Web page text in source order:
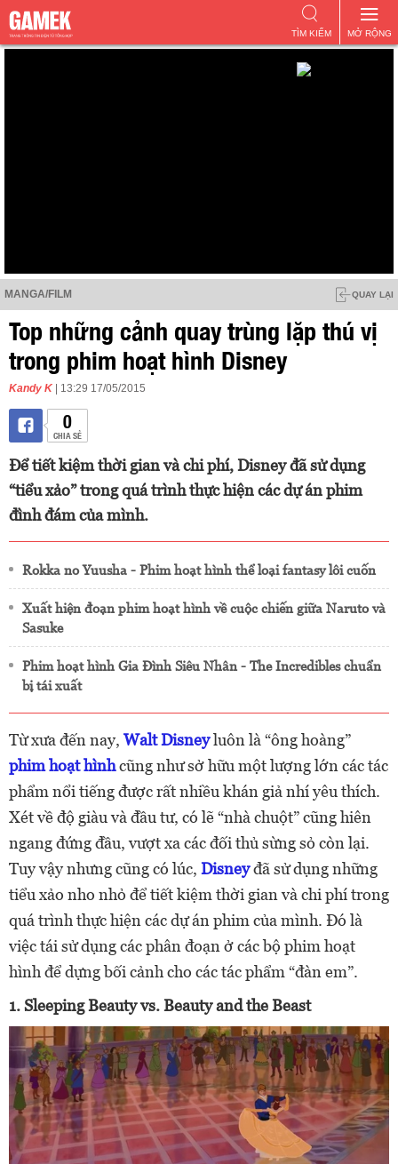
MỞ RỘNG
TÌM KIẾM
MANGA/FILM QUAY LẠI
Top những cảnh quay trùng lặp thú vị
trong phim hoạt hình Disney
Kandy K | 13:29 17/05/2015
0
CHIA SẺ
Để tiết kiệm thời gian và chi phí, Disney đã sử dụng
“tiểu xảo” trong quá trình thực hiện các dự án phim
đình đám của mình.
Rokka no Yuusha - Phim hoạt hình thể loại fantasy lôi cuốn
Xuất hiện đoạn phim hoạt hình về cuộc chiến giữa Naruto và
Sasuke
Phim hoạt hình Gia Đình Siêu Nhân - The Incredibles chuẩn
bị tái xuất
Từ xưa đến nay, Walt Disneyluôn là “ông hoàng”
phim hoạt hìnhcũng như sở hữu một lượng lớn các tác
phẩm nổi tiếng được rất nhiều khán giả nhí yêu thích.
Xét về độ giàu và đầu tư, có lẽ “nhà chuột” cũng hiên
ngang đứng đầu, vượt xa các đối thủ sừng sỏ còn lại.
Tuy vậy nhưng cũng có lúc, Disneyđã sử dụng những
tiểu xảo nho nhỏ để tiết kiệm thời gian và chi phí trong
quá trình thực hiện các dự án phim của mình. Đó là
việc tái sử dụng các phân đoạn ở các bộ phim hoạt
hình để dựng bối cảnh cho các tác phẩm “đàn em”.
1. Sleeping Beauty vs. Beauty and the Beast